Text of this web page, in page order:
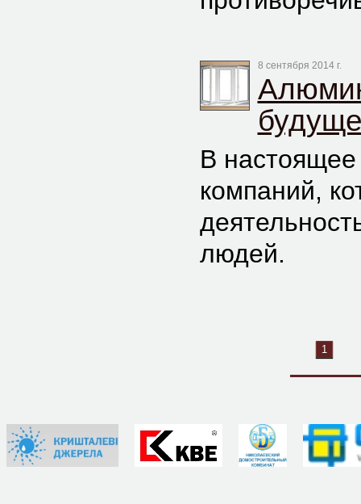
8 сентября 2014 г.
В настоящее
компаний,
людей.
1